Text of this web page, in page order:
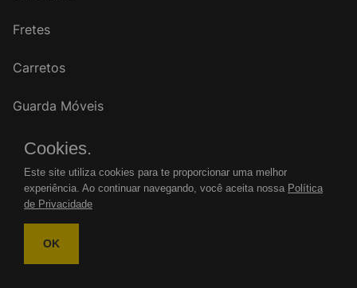
Fretes
Carretos
Guarda Móveis
FALE CONOSCO
WhatsApp: (11)
Cookies.
Este site utiliza cookies para te proporcionar uma melhor
experiência. Ao continuar navegando, você aceita nossa Política
de Privacidade
OK